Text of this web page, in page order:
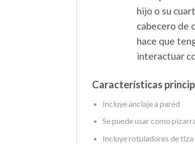
hijo o su
cabecero de
hace que
interactuar
Características
Incluye anclaje a pared
Se puede usar como
Incluye rotuladores de